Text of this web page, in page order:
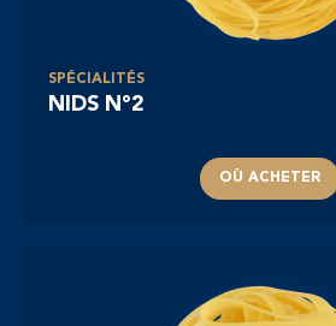
SPÉCIALITÉS
NIDS N°2
OÙ ACHETER